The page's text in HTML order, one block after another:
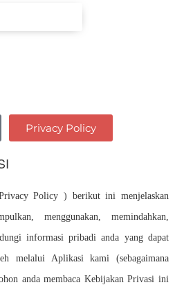
Privacy Policy
Policy ) berikut ini menjelaskan
menggunakan, memindahkan,
informasi pribadi anda yang dapat
melalui Aplikasi kami (sebagaimana
anda membaca Kebijakan Privasi ini